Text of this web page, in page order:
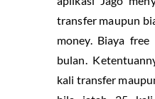
transfer maupun
money. Biaya
bulan.
kali transfer